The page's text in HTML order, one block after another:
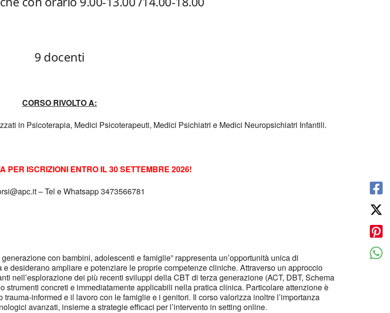
9 docenti
CORSO RIVOLTO A:
in Psicoterapia, Medici Psicoterapeuti, Medici Psichiatri e Medici Neuropsichiatri Infantili.
PER ISCRIZIONI ENTRO IL 30 SETTEMBRE 2026!
– Tel e Whatsapp 3473566781
con bambini, adolescenti e famiglie” rappresenta un’opportunità unica di
desiderano ampliare e potenziare le proprie competenze cliniche. Attraverso un approccio
nell’esplorazione dei più recenti sviluppi della CBT di terza generazione (ACT, DBT, Schema
strumenti concreti e immediatamente applicabili nella pratica clinica. Particolare attenzione è
informed e il lavoro con le famiglie e i genitori. Il corso valorizza inoltre l’importanza
avanzati, insieme a strategie efficaci per l’intervento in setting online.